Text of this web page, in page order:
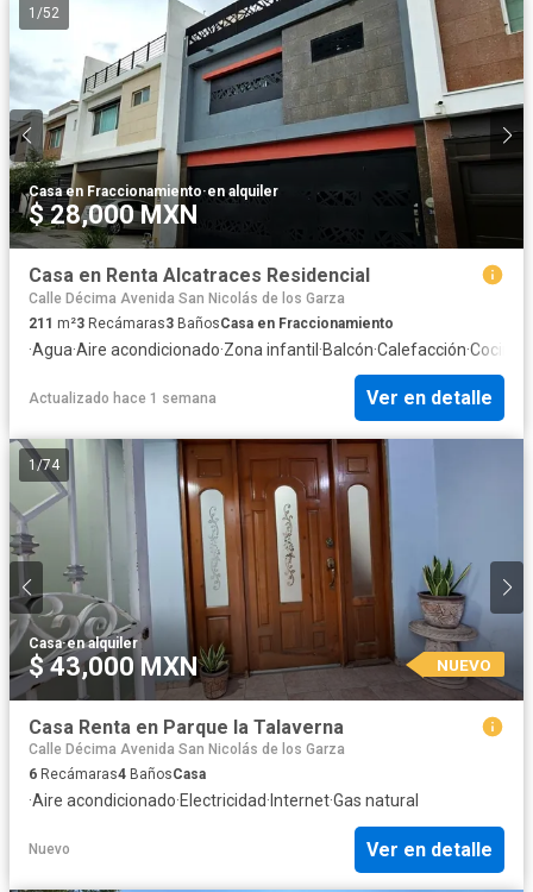
1 /52
Casa en Fraccionamiento·en alquiler
$ 28,000 MXN
Casa en Renta Alcatraces Residencial
Calle Décima Avenida San Nicolás de los Garza
211 m²3 Recámaras3 BañosCasa en Fraccionamiento
·Agua·Aire acondicionado·Zona infantil ·Balcón·Calefacción·Cocina
Actualizado hace 1 semana Ver en detalle
1/74
Casa·en alquiler
$ 43,000 MXN NUEVO
Casa Renta en Parque la Talaverna
Calle Décima Avenida San Nicolás de los Garza
6 Recámaras4 BañosCasa
·Aire acondicionado·Electricidad· Internet·Gas natural
Nuevo Ver en detalle